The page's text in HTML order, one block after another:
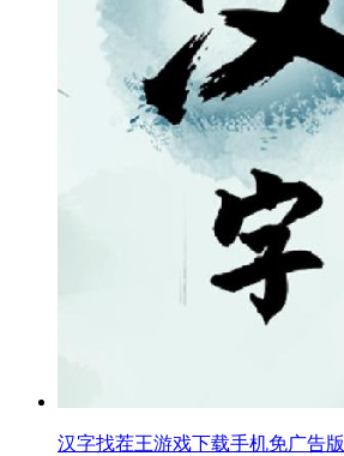
汉字找茬王游戏下载手机免广告版